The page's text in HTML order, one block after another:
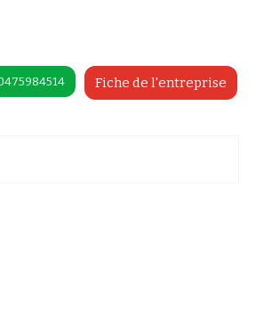
Fiche de l'entreprise